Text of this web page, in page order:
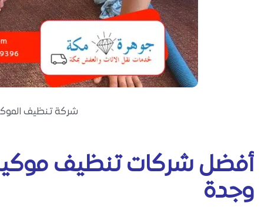
شركة تنظيف
أفضل شركات تنظيف
وجدة